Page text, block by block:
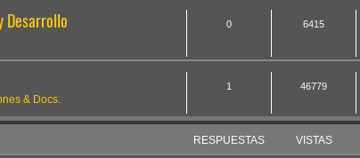
Desarrollo 0 6415
& Docs.
1 46779
RESPUESTAS VISTAS